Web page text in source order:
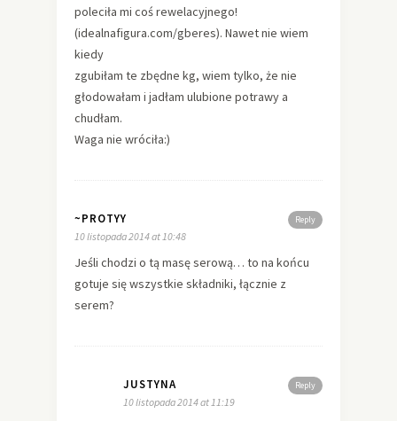
poleciła mi coś rewelacyjnego!
(idealnafigura.com/gberes). Nawet nie wiem
kiedy
zgubiłam te zbędne kg, wiem tylko, że nie
głodowałam i jadłam ulubione potrawy a
chudłam.
Waga nie wróciła:)
Reply
~PROTYY
10 listopada 2014 at 10:48
Jeśli chodzi o tą masę serową… to na końcu
gotuje się wszystkie składniki, łącznie z
serem?
Reply
JUSTYNA
10 listopada 2014 at 11:19